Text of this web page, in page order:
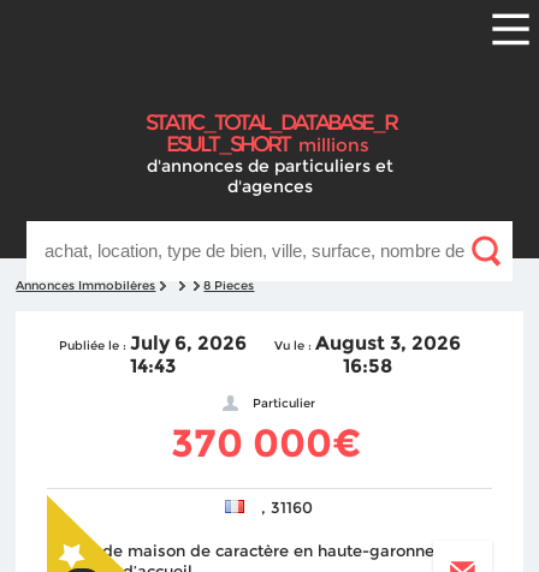
STAT
I
C_TOTA
L_DATABAS
E_R
ESUL
T_SHOR
T millions
d'annonces de particuliers et
d'agences
Annonces Immobilères 8 Pieces
Publiée le :July 6, 2026
14:43
Vu le :August 3, 2026
16:58
Particulier
370 000€
, 31160